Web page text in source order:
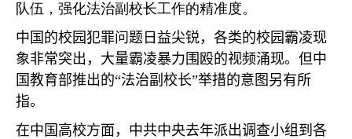
队伍，强化法治副校长工作的精准度。
中国的校园犯罪问题日益尖锐，各类的校园霸凌现
象非常突出，大量霸凌暴力围殴的视频涌现。但中
国教育部推出的“法治副校长”举措的意图另有所
指。
在中国高校方面，中共中央去年派出调查小组到各